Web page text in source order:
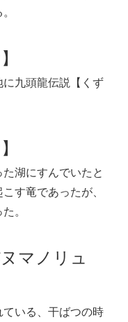
九頭龍伝説【くず
湖にすんでいたと
す竜であったが、
。
マノリュ
いる、干ばつの時